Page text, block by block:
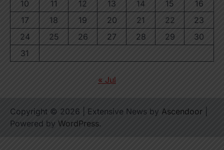
10
11 12 13 14 15
16
17
18 19 20 21 22
23
24
25 26 27 28 29
30
31
« Jul
Copyright © 2026 | Extensive News by Ascendoor
Powered by WordPress.